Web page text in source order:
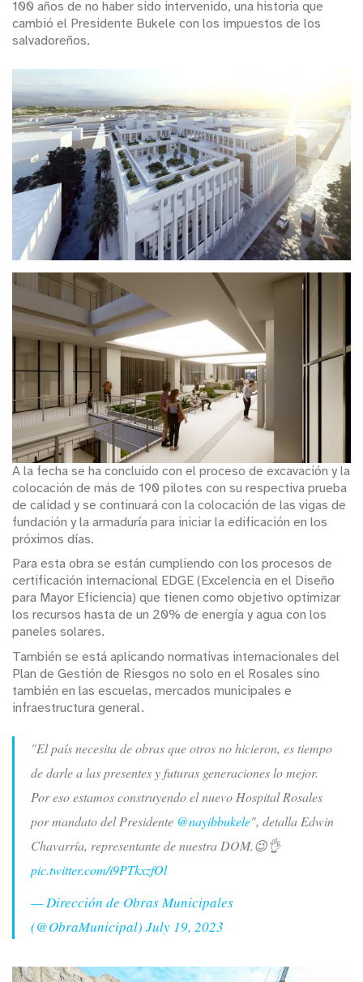
100 años de no haber sido intervenido, una historia que
cambió el Presidente Bukele con los impuestos de los
salvadoreños.
A la fecha se ha concluido con el proceso de excavación y la
colocación de más de 190 pilotes con su respectiva prueba
de calidad y se continuará con la colocación de las vigas de
fundación y la armaduría para iniciar la edificación en los
próximos días.
Para esta obra se están cumpliendo con los procesos de
certificación internacional EDGE (Excelencia en el Diseño
para Mayor Eficiencia) que tienen como objetivo optimizar
los recursos hasta de un 20% de energía y agua con los
paneles solares.
También se está aplicando normativas internacionales del
Plan de Gestión de Riesgos no solo en el Rosales sino
también en las escuelas, mercados municipales e
infraestructura general.
"El país necesita de obras que otros no hicieron, es tiempo
de darle a las presentes y futuras generaciones lo mejor.
Por eso estamos construyendo el nuevo Hospital Rosales
por mandato del Presidente @nayibbukele", detalla Edwin
Chavarría, representante de nuestra DOM.😉👌
pic.twitter.com/i9PTkxzfOl
— Dirección de Obras Municipales
(@ObraMunicipal) July 19, 2023